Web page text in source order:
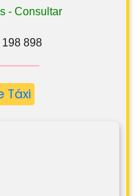
- Consultar
898
Táxi